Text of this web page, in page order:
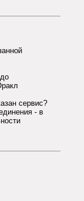
сервис?
- в